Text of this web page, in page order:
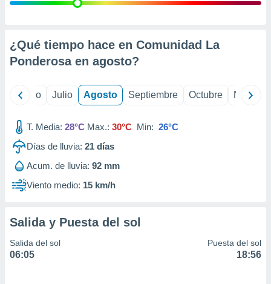
e
mediante
publicidad
de
1199
¿Qué tiempo hace en Comunidad La
Ponderosa en agosto?
Junio Julio Agosto Septiembre Octubre
T. Media: 28°C Max.: 30°C Min: 26°C
Días de lluvia: 21 días
Acum. de lluvia: 92 mm
Viento medio: 15 km/h
Salida y Puesta del sol
Salida del sol
06:05
Puesta del sol
18:56